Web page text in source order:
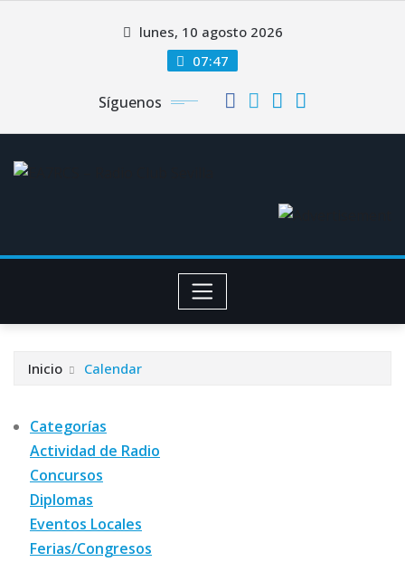
lunes, 10 agosto 2026
07:47
Síguenos
Inicio Calendar
Categorías
Actividad de Radio
Concursos
Diplomas
Eventos Locales
Ferias/Congresos